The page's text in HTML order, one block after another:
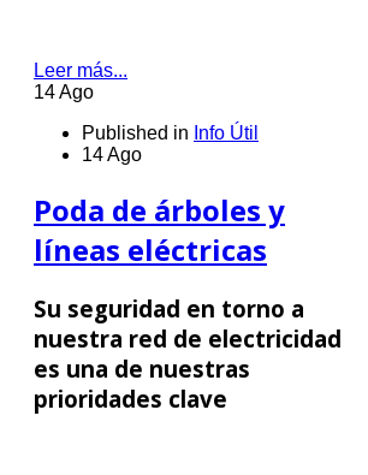
Leer más...
14 Ago
Published in Info Útil
14 Ago
Poda de árboles y
líneas eléctricas
Su seguridad en torno a
nuestra red de electricidad
es una de nuestras
prioridades clave